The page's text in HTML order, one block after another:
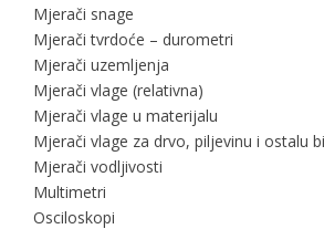
Mjerači snage
Mjerači tvrdoće – durometri
Mjerači uzemljenja
Mjerači vlage (relativna)
Mjerači vlage u materijalu
Mjerači vlage za drvo, piljevinu i ostalu
Mjerači vodljivosti
Multimetri
Osciloskopi